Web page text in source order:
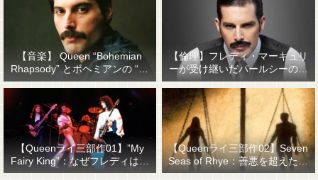
【音楽】 Queen “Bohemian
Rhapsody” とボヘミアンの “他
人事感”
【倫理】フレディ・マーキュリ
ーが受け継いだパールシーの精
神遺産
【Queenライ三部作01】”My
Fairy King”：なぜフレディはマ
ーキュリーと名乗ったのか？
【Queenライ三部作02】Seven
Seas of Rhye：善悪を超えたも
のを善悪で裁くということ